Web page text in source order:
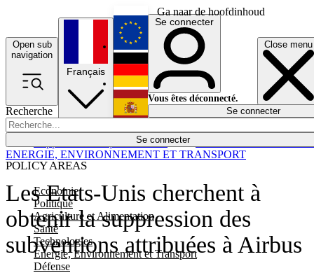
Ga naar de hoofdinhoud
Open sub
navigation
Close menu
Recherche
Se connecter
POLICY AREAS
Economie
Politique
Agriculture et Alimentation
Santé
Technologies
Energie, Environnement et Transport
Défense
Économie
Français
English
Deutsch
Español
Se connecter
Vous êtes déconnecté.
Se connecter
Les Etats-Unis cherchent à
obtenir la suppression des
subventions attribuées à Airbus
ENERGIE, ENVIRONNEMENT ET TRANSPORT